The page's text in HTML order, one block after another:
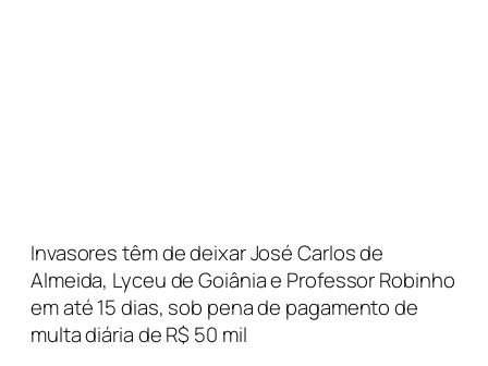
Invasores têm de deixar José Carlos de
Almeida, Lyceu de Goiânia e Professor Robinho
em até 15 dias, sob pena de pagamento de
multa diária de R$ 50 mil